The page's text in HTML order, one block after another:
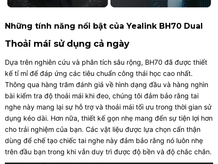
Những tính năng nổi bật của Yealink BH70 Dual
Thoải mái sử dụng cả ngày
Dựa trên nghiên cứu và phân tích sâu rộng, BH70 đã được thiết
kế tỉ mỉ để đáp ứng các tiêu chuẩn công thái học cao nhất.
Thông qua hàng trăm đánh giá về hình dạng đầu và hàng nghìn
bài kiểm tra độ thoải mái khi đeo, chúng tôi đảm bảo rằng tai
nghe này mang lại sự hỗ trợ và thoải mái tối ưu trong thời gian sử
dụng kéo dài. Hơn nữa, thiết kế gọn nhẹ mang đến sự tiện lợi hơn
cho trải nghiệm của bạn. Các vật liệu được lựa chọn cẩn thận
dùng để chế tạo chiếc tai nghe này đảm bảo rằng nó luôn nhẹ
trên đầu bạn trong khi vẫn duy trì được độ bền và độ chắc chắn.